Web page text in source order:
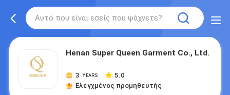
Henan Super Queen Garment Co., Ltd.
3 YEARS
5.0
Ελεγχμένος προμηθευτής